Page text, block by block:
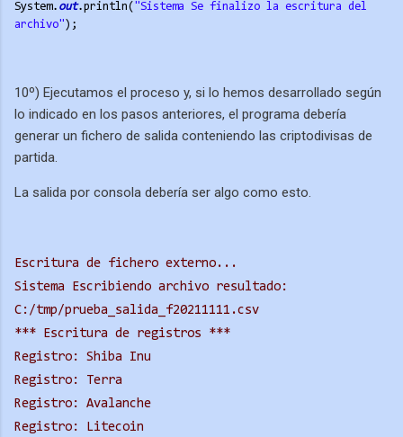
System. out.println( "Sistema Se finalizo la escritura del
archivo" );
10º) Ejecutamos el proceso y, si lo hemos desarrollado según
lo indicado en los pasos anteriores, el programa debería
generar un fichero de salida conteniendo las criptodivisas de
partida.
La salida por consola debería ser algo como esto.
Escritura de fichero externo...
Sistema Escribiendo archivo resultado:
C:/tmp/prueba_salida_f20211111.csv
*** Escritura de registros ***
Registro: Shiba Inu
Registro: Terra
Registro: Avalanche
Registro: Litecoin